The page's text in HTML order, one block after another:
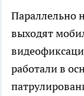
Параллельно
выходят
работали в